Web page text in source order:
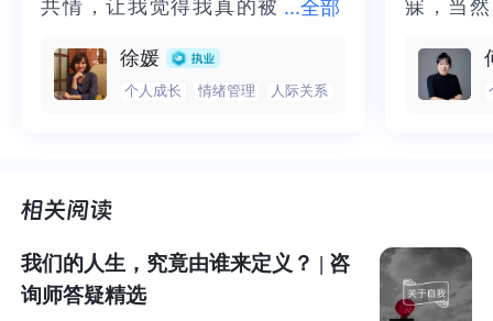
命。
活下来的阿德勒，开始了逆袭，用我们的话说，这就叫凤
学位。因为对身心的有机统一性的兴趣，他开始关注精神
一。但他反对弗洛伊德的泛性论的精神分析观，最后以"自
卑情结"为核心，创造了"个体心理学"。
...全部
共情，让我觉得我真的被
一部分未处理的情绪被注意到了，
而且当咨询师准确说出我当时的情
觉轻快了很多，感觉轻松了。很感
谢咨询师姐姐！
共情，让我觉得我真的被抱住了。
处理的情绪被注意到了，而且当咨
询师准确说出我当时的情绪，我感
了很多，感觉轻松了。很感谢咨询
师姐姐！
徐媛
个人成长 情绪管理 人际关系
寐，当
来，觉
再困于
寐，当然
不必再
梏，更
我们的人生，究竟由谁来定义？ | 咨
询师答疑精选